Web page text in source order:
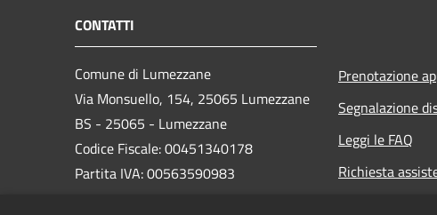
CONTATTI
Comune di Lumezzane
Via Monsuello, 154, 25065 Lumezzane
BS - 25065 - Lumezzane
Codice Fiscale: 00451340178
Partita IVA: 00563590983
Prenotazione
Segnalazione
Leggi le FAQ
Richiesta